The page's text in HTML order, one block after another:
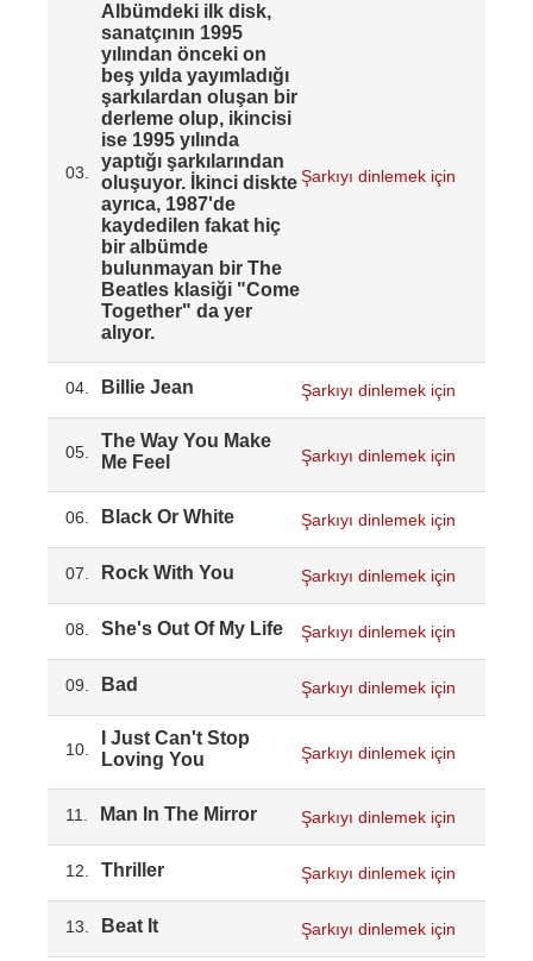
03.
Albümdeki ilk disk,
sanatçının 1995
yılından önceki on
beş yılda yayımladığı
şarkılardan oluşan bir
derleme olup, ikincisi
ise 1995 yılında
yaptığı şarkılarından
oluşuyor. İkinci diskte
ayrıca, 1987'de
kaydedilen fakat hiç
bir albümde
bulunmayan bir The
Beatles klasiği "Come
Together" da yer
alıyor.
Şarkıyı dinlemek için
04. Billie Jean Şarkıyı dinlemek için
05.
The Way You Make
Me Feel
Şarkıyı dinlemek için
06. Black Or White Şarkıyı dinlemek için
07. Rock With You Şarkıyı dinlemek için
08. She's Out Of My Life Şarkıyı dinlemek için
09. Bad Şarkıyı dinlemek için
10.
I Just Can't Stop
Loving You
Şarkıyı dinlemek için
11. Man In The Mirror Şarkıyı dinlemek için
12. Thriller Şarkıyı dinlemek için
13. Beat It Şarkıyı dinlemek için